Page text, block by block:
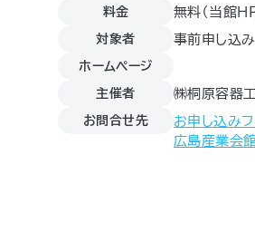
料金 無料（当館Ｈ
対象者 事前申し込み
ホームページ
主催者 ㈱桐原容器
お問合せ先
お申し込み
広島産業